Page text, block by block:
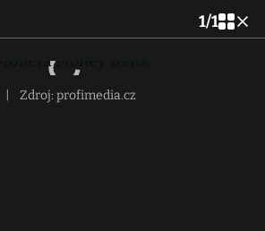
1/1
Zdroj: profimedia.cz